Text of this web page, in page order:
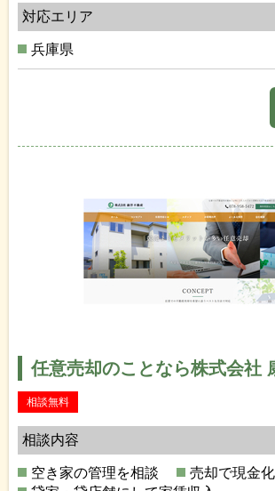
対応エリア
兵庫県
任意売却のことなら株式会社
相談無料
相談内容
空き家の管理を相談
売却で現金化